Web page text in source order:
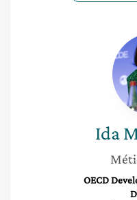
Ida
OECD